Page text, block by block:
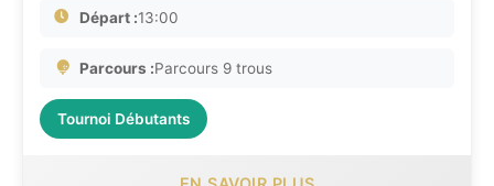
Départ :13:00
Parcours :Parcours 9 trous
Tournoi Débutants